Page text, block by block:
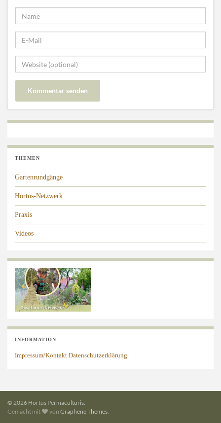
THEMEN
Gartenrundgänge
Hortus-Netzwerk
Praxis
Videos
INFORMATION
Impressum/Kontakt Datenschutzerklärung
© 2026 Hortus Permaculturis.
Gemacht mit
vonGraphene Themes.